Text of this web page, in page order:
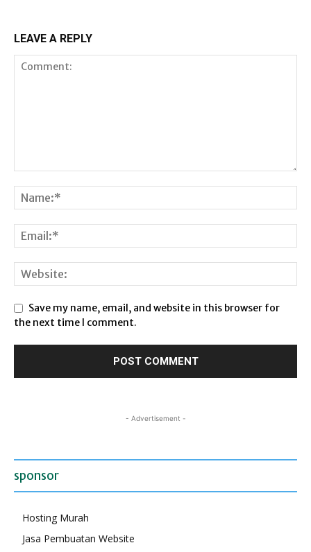
LEAVE A REPLY
Save my name, email, and website in this browser for
the next time I comment.
- Advertisement -
sponsor
Hosting Murah
Jasa Pembuatan Website